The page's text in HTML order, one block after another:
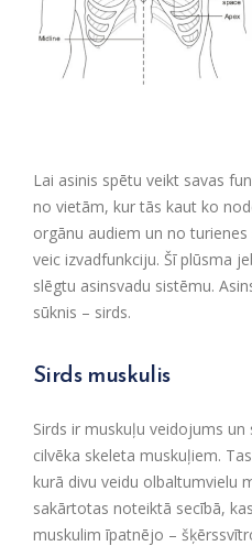
Lai asinis spētu veikt savas
no vietām, kur tās kaut ko
orgānu audiem un no
veic izvadfunkciju. Šī plūsma
slēgtu asinsvadu sistēmu.
sūknis – sirds.
Sirds muskulis
Sirds ir muskuļu veidojums un
cilvēka skeleta muskuļiem.
kurā divu veidu olbaltumvielu
sakārtotas noteiktā secībā,
muskulim īpatnējo –